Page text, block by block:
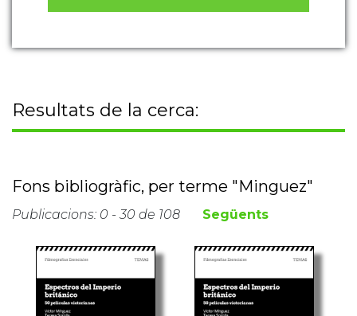
Resultats de la cerca:
Fons bibliogràfic, per terme "Minguez"
Publicacions: 0 - 30 de 108 Següents